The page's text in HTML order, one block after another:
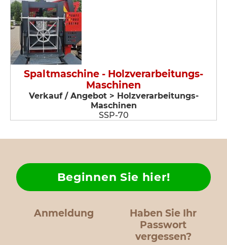
Spaltmaschine - Holzverarbeitungs-
Maschinen
Verkauf / Angebot > Holzverarbeitungs-
Maschinen
SSP-70
Anmeldung
Haben Sie Ihr
Passwort
vergessen?
Beginnen Sie hier!